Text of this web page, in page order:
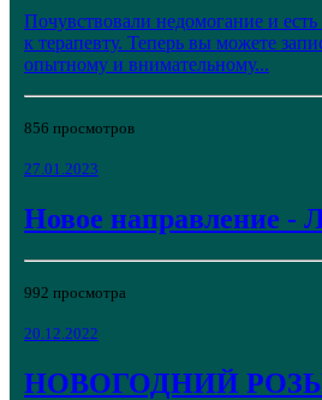
Почувствовали недомогание и есть
к терапевту. Теперь вы можете
опытному и внимательному...
856 просмотров
27.01.2023
Новое направление
992 просмотра
20.12.2022
НОВОГОДНИЙ